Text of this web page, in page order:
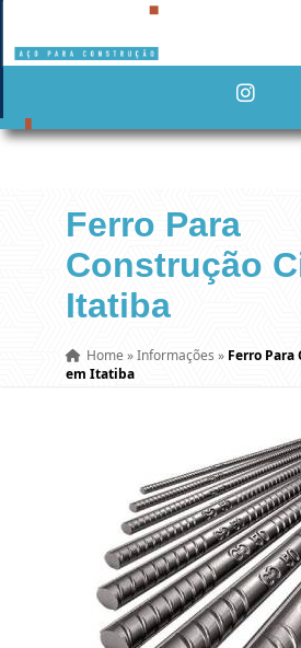
Ferro Para
Construção
Itatiba
Home »Informações » Ferro Para
em Itatiba